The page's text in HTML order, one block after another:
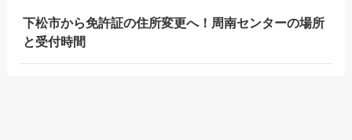
下松市から免許証の住所変更へ！周南センターの場所
と受付時間